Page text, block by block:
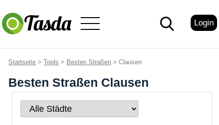
Login
Startseite >Tools > Besten Straßen > Clausen
Besten Straßen Clausen